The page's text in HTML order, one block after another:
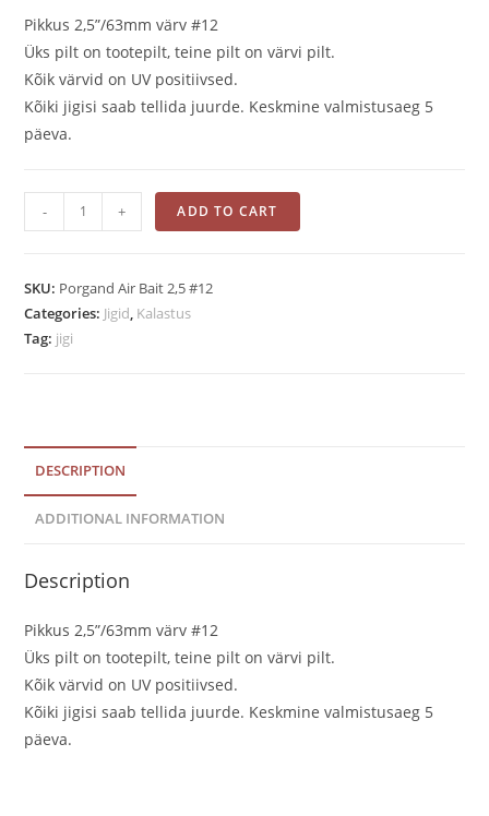
Pikkus 2,5”/63mm värv #12
Üks pilt on tootepilt, teine pilt on värvi pilt.
Kõik värvid on UV positiivsed.
Kõiki jigisi saab tellida juurde. Keskmine valmistusaeg 5
päeva.
Porgand
air
2,5"
10tk
pakis
- + ADD TO CART
SKU: Porgand Air Bait 2,5 #12
Categories: Jigid, Kalastus
Tag: jigi
DESCRIPTION
ADDITIONAL INFORMATION
Description
Pikkus 2,5”/63mm värv #12
Üks pilt on tootepilt, teine pilt on värvi pilt.
Kõik värvid on UV positiivsed.
Kõiki jigisi saab tellida juurde. Keskmine valmistusaeg 5
päeva.